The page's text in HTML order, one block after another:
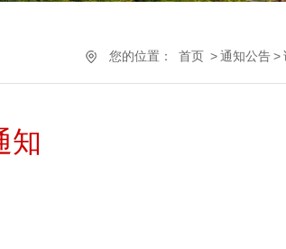
您的位置： 首页 >通知公告>
知